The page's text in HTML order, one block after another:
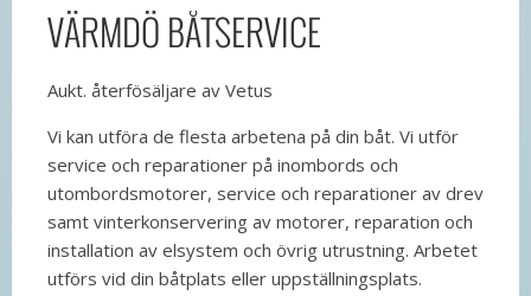
VÄRMDÖ BÅTSERVICE
Aukt. återfösäljare av Vetus
Vi kan utföra de flesta arbetena på din båt. Vi utför
service och reparationer på inombords och
utombordsmotorer, service och reparationer av drev
samt vinterkonservering av motorer, reparation och
installation av elsystem och övrig utrustning. Arbetet
utförs vid din båtplats eller uppställningsplats.